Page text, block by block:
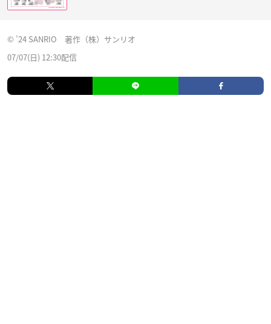
© ’24 SANRIO 著作（株）サンリオ
07/07(日) 12:30配信